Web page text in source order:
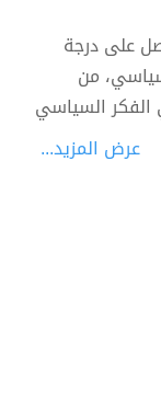
على درجة
من
السياسي
عرض المزيد...